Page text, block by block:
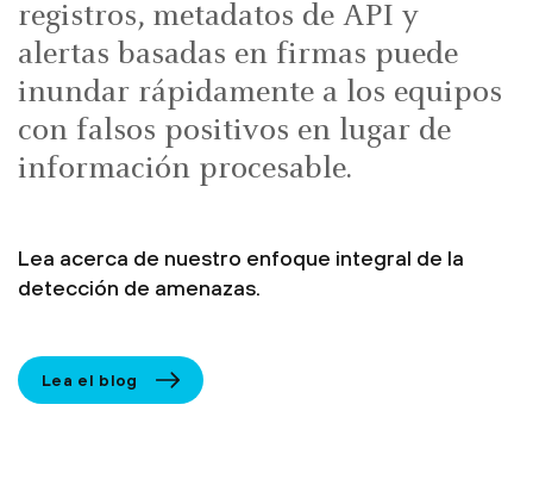
registros, metadatos de API y
alertas basadas en firmas puede
inundar rápidamente a los equipos
con falsos positivos en lugar de
información procesable.
Lea acerca de nuestro enfoque integral de la
detección de amenazas.
Lea el blog